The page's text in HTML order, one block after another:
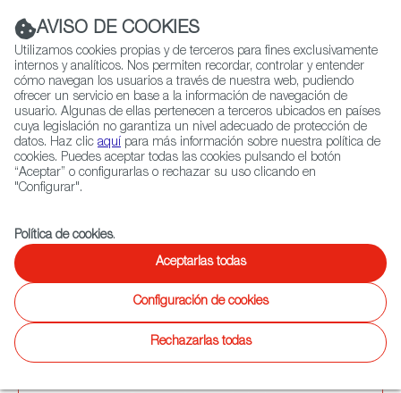
Navigation link
|
QUIÉNES SOMOS RED EXTERIOR
Selecciona
idioma
Ficción
AVISO DE COOKIES
Utilizamos cookies propias y de terceros para fines exclusivamente
internos y analíticos. Nos permiten recordar, controlar y entender
cómo navegan los usuarios a través de nuestra web, pudiendo
ofrecer un servicio en base a la información de navegación de
usuario. Algunas de ellas pertenecen a terceros ubicados en países
cuya legislación no garantiza un nivel adecuado de protección de
datos. Haz clic aquí para más información sobre nuestra política de
cookies. Puedes aceptar todas las cookies pulsando el botón
“Aceptar” o configurarlas o rechazar su uso clicando en
"Configurar".
Política de cookies.
Aceptarlas todas
Configuración de cookies
Rechazarlas todas